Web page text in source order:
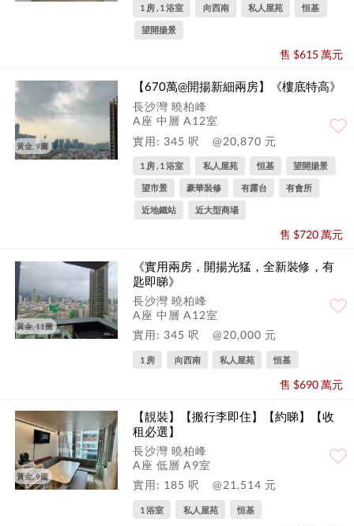
1 房 , 1 浴室 向西南 私人屋苑 恒基
望開揚景
售 $615 萬元
黃金, 9圖
【670萬@開揚新細兩房】《樓底特高》
長沙灣 曉柏峰
A座 中層 A12室
實用: 345 呎
@20,870 元
1 房 , 1 浴室 私人屋苑 恒基 望開揚景
望市景 豪華裝修 有露台 有會所
近地鐵站 近大型商場
售 $720 萬元
黃金, 11圖
《實用兩房，開揚光猛，全新裝修，有
匙即睇》
長沙灣 曉柏峰
A座 中層 A12室
實用: 345 呎
@20,000 元
1 房 向西南 私人屋苑 恒基
售 $690 萬元
黃金, 9圖
【靚裝】【搬行李即住】【約睇】【收
租必選】
長沙灣 曉柏峰
A座 低層 A9室
實用: 185 呎
@21,514 元
1 浴室 私人屋苑 恒基